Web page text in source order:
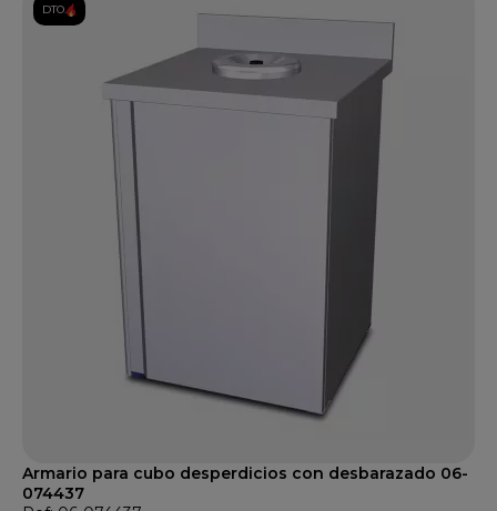
DTO.
Armario para cubo desperdicios con desbarazado 06-
074437